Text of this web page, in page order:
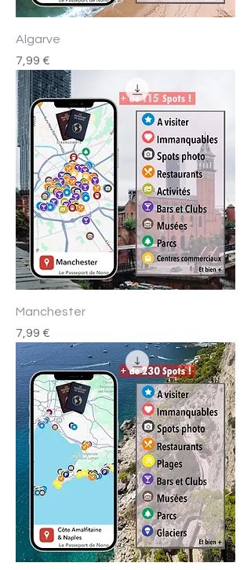
Algarve
Prix
7,99 €
Manchester
Prix
7,99 €